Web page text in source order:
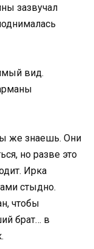
зазвучал
вид.
же знаешь. Они
но разве это
Ирка
стыдно.
чтобы
брат… в